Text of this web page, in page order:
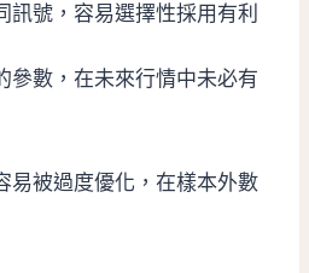
訊號，容易選擇性採用有利
參數，在未來行情中未必有
易被過度優化，在樣本外數